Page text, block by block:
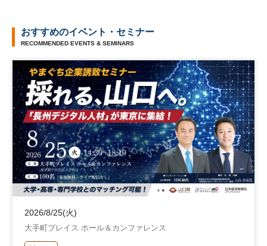
おすすめのイベント・セミナー
RECOMMENDED EVENTS & SEMINARS
2026/8/25(火)
大手町プレイス ホール＆カンファレンス